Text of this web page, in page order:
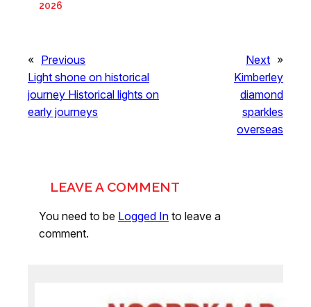
2026
« Previous
Light shone on historical
journey Historical lights on
early journeys
Next »
Kimberley
diamond
sparkles
overseas
LEAVE A COMMENT
You need to be Logged In to leave a
comment.